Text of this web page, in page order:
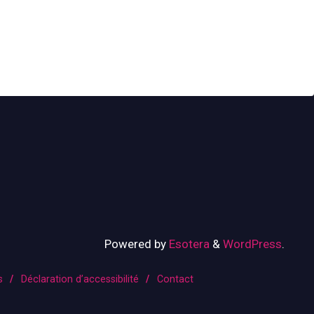
Powered byEsotera& WordPress.
/ Déclaration d’accessibilité / Contact